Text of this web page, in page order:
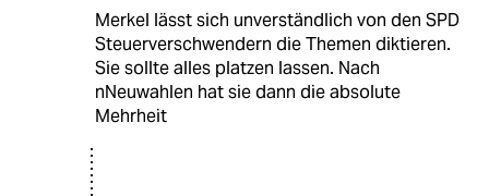
Merkel lässt sich unverständlich von den SPD
Steuerverschwendern die Themen diktieren.
Sie sollte alles platzen lassen. Nach
nNeuwahlen hat sie dann die absolute
Mehrheit